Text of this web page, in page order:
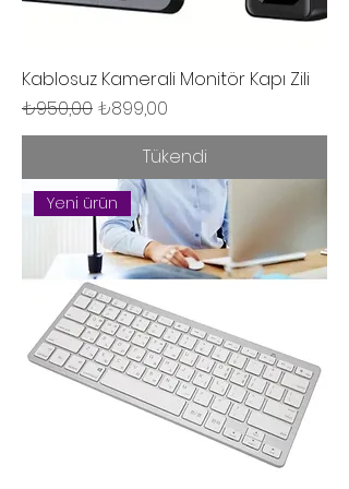
Kablosuz Kamerali Monitör Kapı Zili
Normal Fiyat
₺950,00 İndirimli Fiyat
₺899,00
Tükendi
Yeni ürün